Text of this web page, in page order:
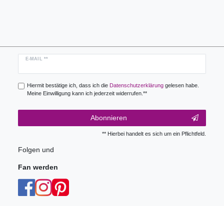
E-MAIL **
Newsletter
Hiermit bestätige ich, dass ich die Daten­schutz­erklärunggelesen habe.
Meine Einwilligung kann ich jederzeit widerrufen.**
Abonnieren
** Hierbei handelt es sich um ein Pflichtfeld.
Folgen und
Fan werden